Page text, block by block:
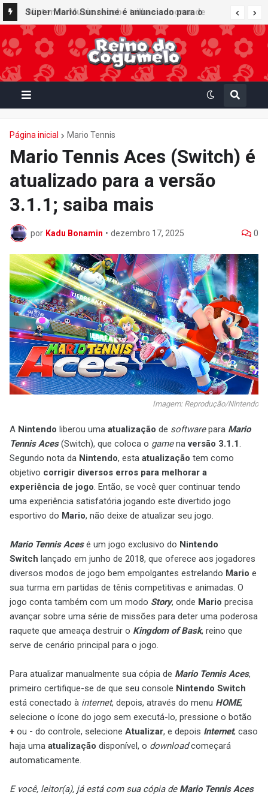
Super Mario Sunshine é anunciado para o
Nintendo GameCube - Nintendo Classics do
Nintendo Switch Online
Página inicial Mario Tennis
Mario Tennis Aces (Switch) é
atualizado para a versão
3.1.1; saiba mais
por Kadu Bonamin • dezembro 17, 2025 0
Imagem: Reprodução/Nintendo
A Nintendo liberou uma atualização de softwarepara Mario
Tennis Aces(Switch), que coloca o gamenaversão 3.1.1.
Segundo nota da Nintendo, esta atualização tem como
objetivo corrigir diversos erros para melhorar a
experiência de jogo. Então, se você quer continuar tendo
uma experiência satisfatória jogando este divertido jogo
esportivo do Mario, não deixe de atualizar seu jogo.
Mario Tennis Acesé um jogo exclusivo do Nintendo
Switch lançado em junho de 2018, que oferece aos jogadores
diversos modos de jogo bem empolgantes estrelando Mario e
sua turma em partidas de tênis competitivas e animadas. O
jogo conta também com um modo Story, onde Mario precisa
avançar sobre uma série de missões para deter uma poderosa
raquete que ameaça destruir o Kingdom of Bask, reino que
serve de cenário principal para o jogo.
Para atualizar manualmente sua cópia de Mario Tennis Aces,
primeiro certifique-se de que seu console Nintendo Switch
está conectado à internet, depois, através do menu HOME,
selecione o ícone do jogo sem executá-lo, pressione o botão
+ ou - do controle, selecione Atualizar, e depois Internet; caso
haja uma atualização disponível, o downloadcomeçará
automaticamente.
E você, leitor(a), já está com sua cópia de Mario Tennis Aces